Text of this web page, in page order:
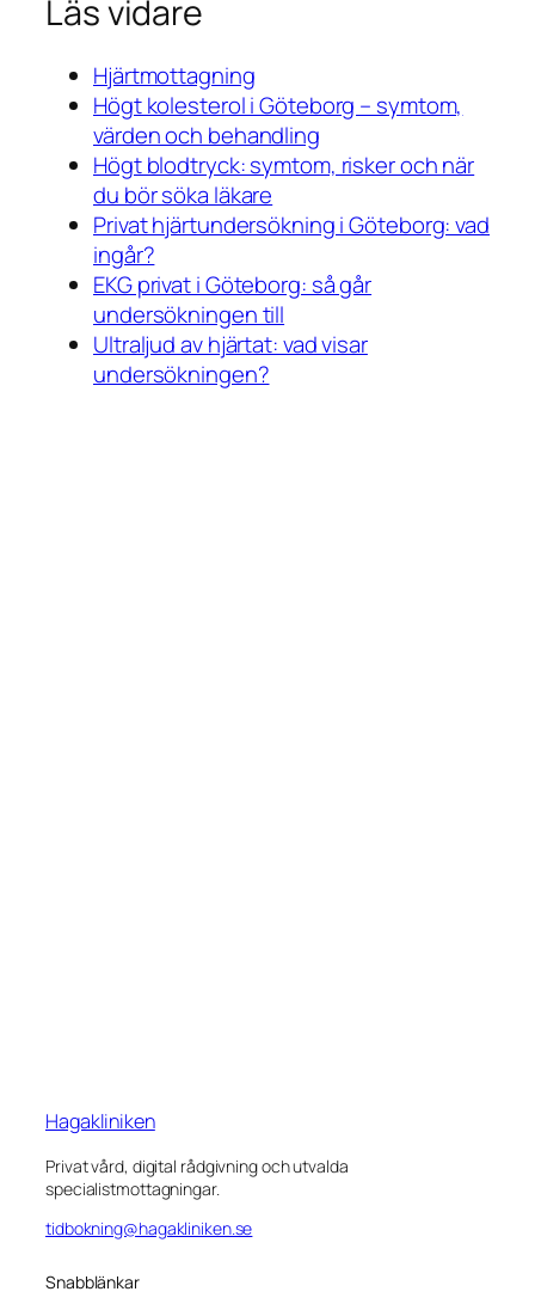
Läs vidare
Hjärtmottagning
Högt kolesterol i Göteborg – symtom,
värden och behandling
Högt blodtryck: symtom, risker och när
du bör söka läkare
Privat hjärtundersökning i Göteborg: vad
ingår?
EKG privat i Göteborg: så går
undersökningen till
Ultraljud av hjärtat: vad visar
undersökningen?
Hagakliniken
Privat vård, digital rådgivning och utvalda
specialistmottagningar.
tidbokning@hagakliniken.se
Snabblänkar